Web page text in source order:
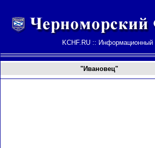
KCHF.RU :: Информационный
"Ивановец"